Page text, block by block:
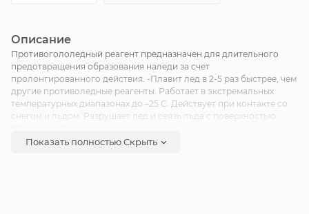
Описание
Противогололедный реагент предназначен для длительного
предотвращения образования наледи за счет
пролонгированного действия. -Плавит лед в 2-5 раз быстрее, чем
другие противоледные реагенты. Работает в экстремальных
температурных диапазонах до –25 C. Действует при контакте со
снегом и льдом. Разрушает лед и связь льда с поверхностью.
Показать полностьюСкрыть